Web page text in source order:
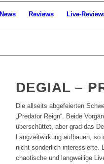
News Reviews Live-
DEGIAL –
Die allseits abgefeierten
„Predator Reign“. Beide
überschüttet, aber grad das
Langzeitwirkung aufbauen, so
nicht sonderlich interessierte.
chaotische und langweilige